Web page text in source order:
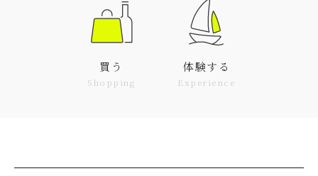
買う
Shopping
体験する
Experience